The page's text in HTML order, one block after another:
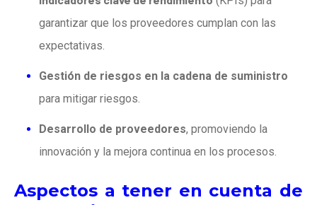
garantizar que los proveedores cumplan con las
expectativas.
Gestión de riesgos en la cadena de suministro
para mitigar riesgos.
Desarrollo de proveedores, promoviendo la
innovación y la mejora continua en los procesos.
Aspectos a tener en cuenta de